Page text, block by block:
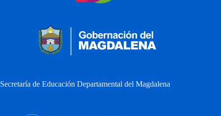
Secretaría de Educación Departamental del Magdalena